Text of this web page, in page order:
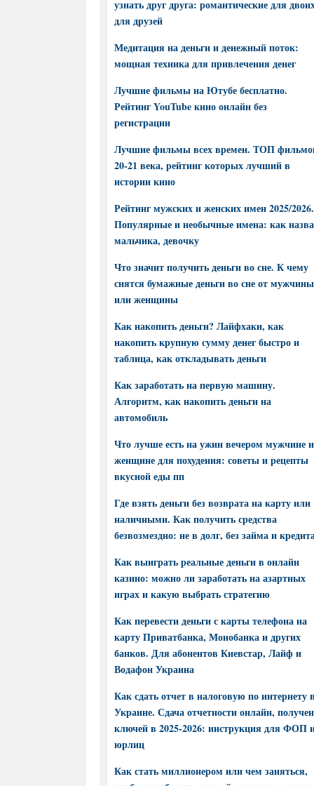
узнать друг друга: романтические для
для друзей
Медитация на деньги и денежный поток:
мощная техника для привлечения денег
Лучшие фильмы на Ютубе бесплатно.
Рейтинг YouTube кино онлайн без
регистрации
Лучшие фильмы всех времен. ТОП
20-21 века, рейтинг которых лучший в
истории кино
Рейтинг мужских и женских имен 2025/2026.
Популярные и необычные имена: как
мальчика, девочку
Что значит получить деньги во сне. К чему
снятся бумажные деньги во сне от мужчины
или женщины
Как накопить деньги? Лайфхаки, как
накопить крупную сумму денег быстро и
таблица, как откладывать деньги
Как заработать на первую машину.
Алгоритм, как накопить деньги на
автомобиль
Что лучше есть на ужин вечером мужчине и
женщине для похудения: советы и рецепты
вкусной еды пп
Где взять деньги без возврата на карту или
наличными. Как получить средства
безвозмездно: не в долг, без займа и
Как выиграть реальные деньги в онлайн
казино: можно ли заработать на азартных
играх и какую выбрать стратегию
Как перевести деньги с карты телефона на
карту Приватбанка, Монобанка и других
банков. Для абонентов Киевстар, Лайф и
Водафон Украина
Как сдать отчет в налоговую по интернету в
Украине. Сдача отчетности онлайн,
ключей в 2025-2026: инструкция для ФОП
юрлиц
Как стать миллионером или чем заняться,